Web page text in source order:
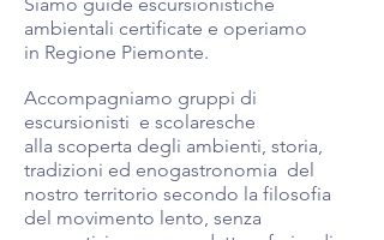
ambientali certificate e operiamo
in Regione Piemonte.
Accompagniamo gruppi di
escursionisti e scolaresche
alla scoperta degli ambienti, storia,
tradizioni ed enogastronomia del
nostro territorio secondo la filosofia
del movimento lento, senza